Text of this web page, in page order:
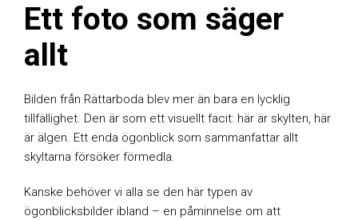
Ett foto som säger
allt
Bilden från Rättarboda blev mer än bara en lycklig
tillfällighet. Den är som ett visuellt facit: här är skylten, här
är älgen. Ett enda ögonblick som sammanfattar allt
skyltarna försöker förmedla.
Kanske behöver vi alla se den här typen av
ögonblicksbilder ibland – en påminnelse om att